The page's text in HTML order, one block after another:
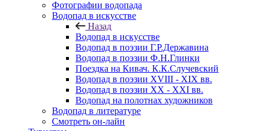
Фотографии водопада
Водопад в искусстве
Назад
Водопад в искусстве
Водопад в поэзии Г.Р.Державина
Водопад в поэзии Ф.Н.Глинки
Поездка на Кивач. К.К.Случевский
Водопад в поэзии XVIII - XIX вв.
Водопад в поэзии XX - XXI вв.
Водопад на полотнах художников
Водопад в литературе
Смотреть он-лайн